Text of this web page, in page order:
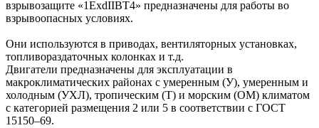
взрывозащите «1ExdIIBT4» предназначены для работы во
взрывоопасных условиях.
Они используются в приводах, вентиляторных установках,
топливораздаточных колонках и т.д.
Двигатели предназначены для эксплуатации в
макроклиматических районах с умеренным (У), умеренным и
холодным (УХЛ), тропическим (Т) и морским (ОМ) климатом
с категорией размещения 2 или 5 в соответствии с ГОСТ
15150–69.